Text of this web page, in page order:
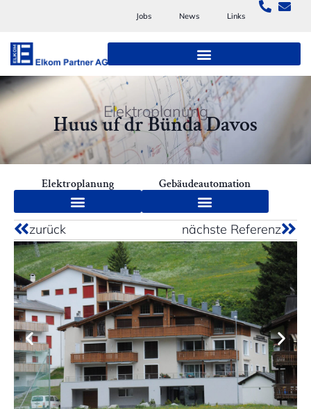
Jobs News Links
Elektroplanung
Huus uf dr Bünda Davos
Elektroplanung Gebäudeautomation
zurück nächste Referenz